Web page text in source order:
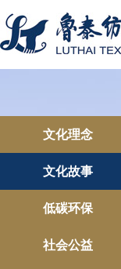
文化理念
文化故事
低碳环保
社会公益